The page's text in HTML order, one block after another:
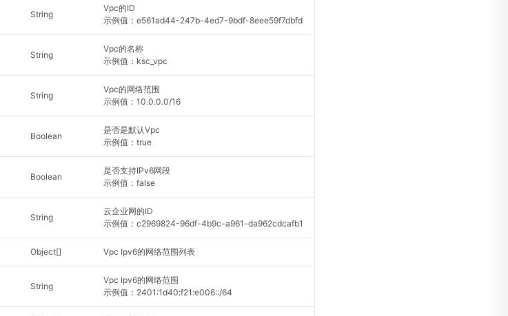
String
Vpc的ID
示例值：e561ad44-247b-4ed7-9bdf-8eee59f7dbfd
String
Vpc的名称
示例值：ksc_vpc
String
Vpc的网络范围
示例值：10.0.0.0/16
Boolean
是否是默认Vpc
示例值：true
Boolean
是否支持IPv6网段
示例值：false
String
云企业网的ID
示例值：c2969824-96df-4b9c-a961-da962cdcafb1
Object[] Vpc Ipv6的网络范围列表
String
Vpc Ipv6的网络范围
示例值：2401:1d40:f21:e006::/64